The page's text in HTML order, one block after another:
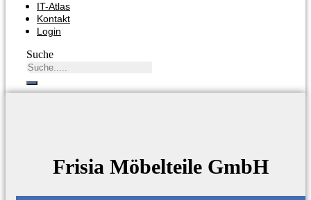
IT-Atlas
Kontakt
Login
Suche
Frisia Möbelteile GmbH